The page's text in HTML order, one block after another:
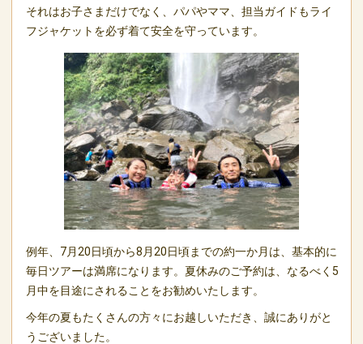
それはお子さまだけでなく、パパやママ、担当ガイドもライ
フジャケットを必ず着て安全を守っています。
例年、7月20日頃から8月20日頃までの約一か月は、基本的に
毎日ツアーは満席になります。夏休みのご予約は、なるべく5
月中を目途にされることをお勧めいたします。
今年の夏もたくさんの方々にお越しいただき、誠にありがと
うございました。